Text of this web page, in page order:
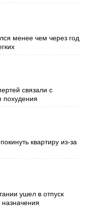
менее чем через год
связали с
похудения
квартиру из-за
ушел в отпуск